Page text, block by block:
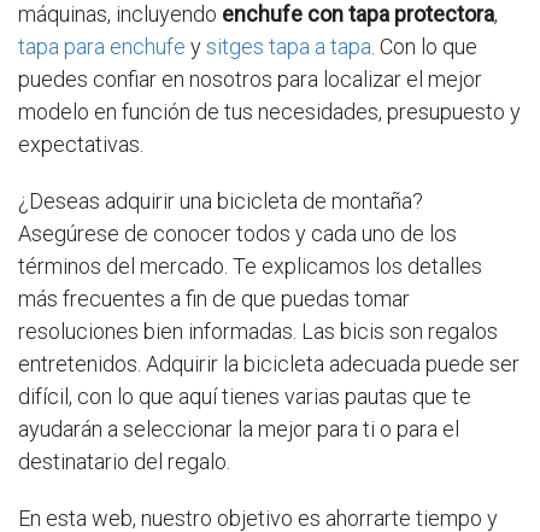
máquinas, incluyendo enchufe con tapa protectora,
tapa para enchufe ysitges tapa a tapa . Con lo que
puedes confiar en nosotros para localizar el mejor
modelo en función de tus necesidades, presupuesto y
expectativas.
¿Deseas adquirir una bicicleta de montaña?
Asegúrese de conocer todos y cada uno de los
términos del mercado. Te explicamos los detalles
más frecuentes a fin de que puedas tomar
resoluciones bien informadas. Las bicis son regalos
entretenidos. Adquirir la bicicleta adecuada puede ser
difícil, con lo que aquí tienes varias pautas que te
ayudarán a seleccionar la mejor para ti o para el
destinatario del regalo.
En esta web, nuestro objetivo es ahorrarte tiempo y